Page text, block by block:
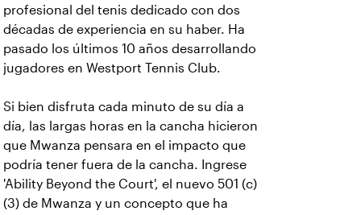
profesional del tenis dedicado con dos
décadas de experiencia en su haber. Ha
pasado los últimos 10 años desarrollando
jugadores en Westport Tennis Club.
Si bien disfruta cada minuto de su día a
día, las largas horas en la cancha hicieron
que Mwanza pensara en el impacto que
podría tener fuera de la cancha. Ingrese
'Ability Beyond the Court', el nuevo 501 (c)
(3) de Mwanza y un concepto que ha